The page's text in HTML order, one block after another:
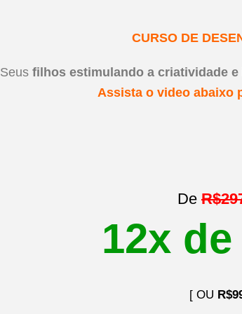
CURSO DE
Seus filhos estimulando a criatividade e
Assista o video abaixo
De
12x de
[ OU